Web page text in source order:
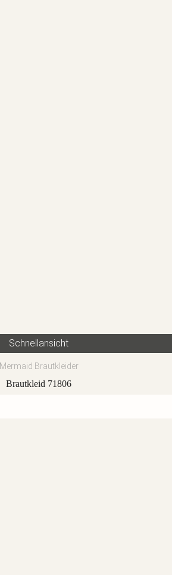
Schnellansicht
Mermaid Brautkleider
Brautkleid 71806